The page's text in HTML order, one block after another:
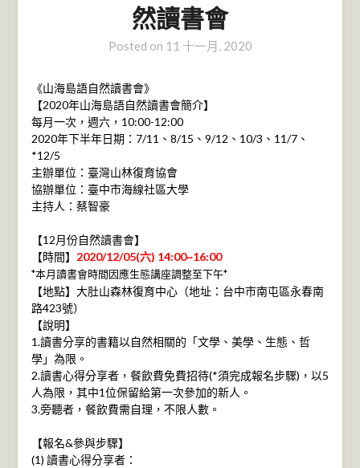
然讀書會
Posted on 11 十一月, 2020
《山海島語自然讀書會》
【2020年山海島語自然讀書會簡介】
每月一次，週六，10:00-12:00
2020年下半年日期：7/11、8/15、9/12、10/3、11/7、
*12/5
主辦單位：臺灣山林復育協會
協辦單位：臺中市海線社區大學
主持人：蔡智豪
【12月份自然讀書會】
【時間】 2020/12/05(六) 14:00~16:00
*本月讀書會時間因應生態講座調整至下午*
【地點】大肚山森林復育中心（地址：台中市南屯區永春南
路423號）
【說明】
1.讀書分享的書籍以自然相關的「文學、美學、生態、哲
學」為限。
2.讀書心得分享者，餐飲費免費招待(*須完成報名步驟)，以5
人為限，其中1位保留給第一次參加的新人。
3.旁聽者，餐飲費需自理，不限人數。
【報名&參與步驟】
(1) 讀書心得分享者：